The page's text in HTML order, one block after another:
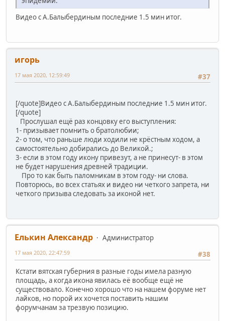
Видео с А.Балыбердиным последние 1.5 мин итог.
игорь
#37
17 мая 2020, 12:59:49
[/quote]Видео с А.Балыбердиным последние 1.5 мин итог.
[/quote]
Прослушал ещё раз концовку его выступления:
1- призывает помнить о братолюбии;
2- о том, что раньше люди ходили не крёстным ходом, а
самостоятельно добирались до Великой.;
3- если в этом году икону привезут, а не принесут- в этом
не будет нарушения древней традиции.
Про то как быть паломникам в этом году- ни слова.
Повторюсь, во всех статьях и видео ни четкого запрета, ни
четкого призыва следовать за иконой нет.
Елькин Александр
Администратор
#38
17 мая 2020, 22:47:59
Кстати вятская губерния в разные годы имела разную
площадь, а когда икона явилась её вообще ещё не
существовало. Конечно хорошо что на нашем форуме нет
лайков, но порой их хочется поставить нашим
форумчанам за трезвую позицию.